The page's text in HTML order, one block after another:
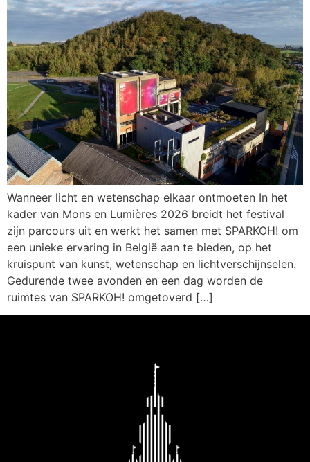
Wanneer licht en wetenschap elkaar ontmoeten In het
kader van Mons en Lumières 2026 breidt het festival
zijn parcours uit en werkt het samen met SPARKOH! om
een unieke ervaring in België aan te bieden, op het
kruispunt van kunst, wetenschap en lichtverschijnselen.
Gedurende twee avonden en een dag worden de
ruimtes van SPARKOH! omgetoverd […]